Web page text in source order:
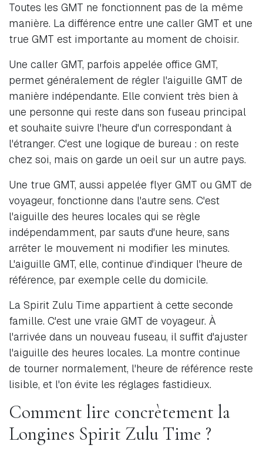
Toutes les GMT ne fonctionnent pas de la même
manière. La différence entre une caller GMT et une
true GMT est importante au moment de choisir.
Une caller GMT, parfois appelée office GMT,
permet généralement de régler l'aiguille GMT de
manière indépendante. Elle convient très bien à
une personne qui reste dans son fuseau principal
et souhaite suivre l'heure d'un correspondant à
l'étranger. C'est une logique de bureau : on reste
chez soi, mais on garde un oeil sur un autre pays.
Une true GMT, aussi appelée flyer GMT ou GMT de
voyageur, fonctionne dans l'autre sens. C'est
l'aiguille des heures locales qui se règle
indépendamment, par sauts d'une heure, sans
arrêter le mouvement ni modifier les minutes.
L'aiguille GMT, elle, continue d'indiquer l'heure de
référence, par exemple celle du domicile.
La Spirit Zulu Time appartient à cette seconde
famille. C'est une vraie GMT de voyageur. À
l'arrivée dans un nouveau fuseau, il suffit d'ajuster
l'aiguille des heures locales. La montre continue
de tourner normalement, l'heure de référence reste
lisible, et l'on évite les réglages fastidieux.
Comment lire concrètement la
Longines Spirit Zulu Time ?